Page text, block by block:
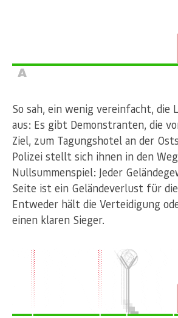
So sah, ein wenig vereinfacht, die
aus: Es gibt Demonstranten, die
Ziel, zum Tagungshotel an der
Polizei stellt sich ihnen in den
Nullsummenspiel: Jeder
Seite ist ein Geländeverlust für die
Entweder hält die Verteidigung
einen klaren Sieger.